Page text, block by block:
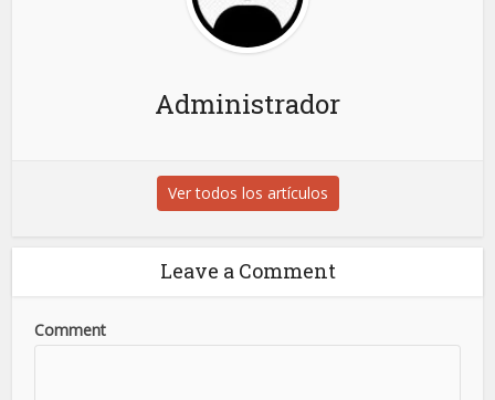
Administrador
Ver todos los artículos
Leave a Comment
Comment